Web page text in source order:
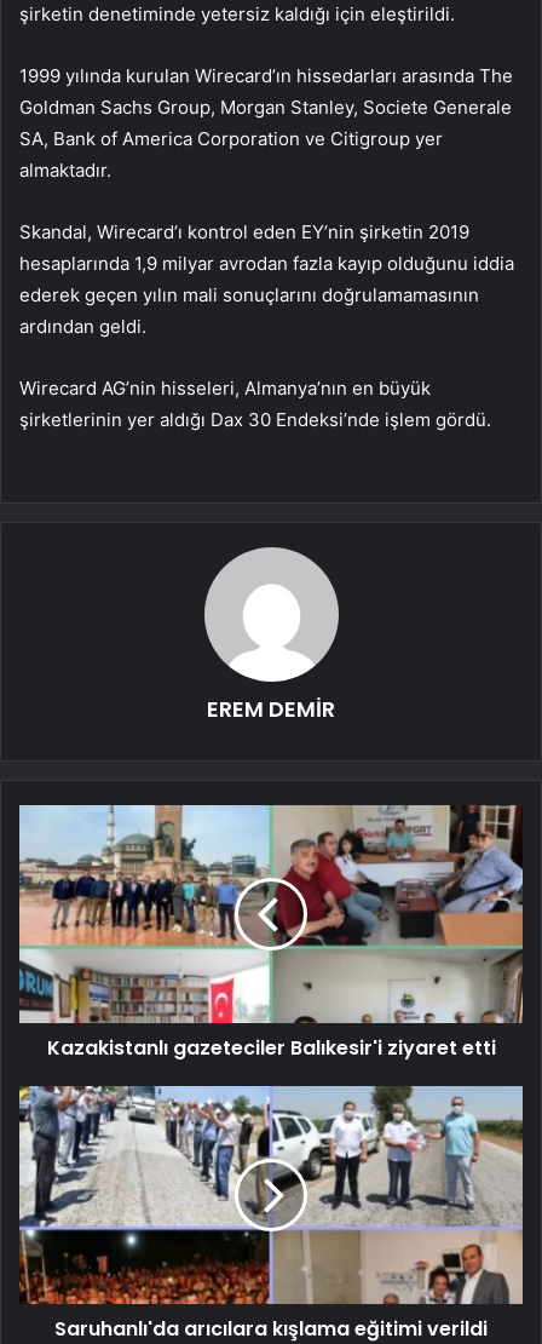
şirketin denetiminde yetersiz kaldığı için eleştirildi.
1999 yılında kurulan Wirecard’ın hissedarları arasında The
Goldman Sachs Group, Morgan Stanley, Societe Generale
SA, Bank of America Corporation ve Citigroup yer
almaktadır.
Skandal, Wirecard’ı kontrol eden EY’nin şirketin 2019
hesaplarında 1,9 milyar avrodan fazla kayıp olduğunu iddia
ederek geçen yılın mali sonuçlarını doğrulamamasının
ardından geldi.
Wirecard AG’nin hisseleri, Almanya’nın en büyük
şirketlerinin yer aldığı Dax 30 Endeksi’nde işlem gördü.
EREM DEMİR
Kazakistanlı gazeteciler Balıkesir'i ziyaret etti
Saruhanlı'da arıcılara kışlama eğitimi verildi